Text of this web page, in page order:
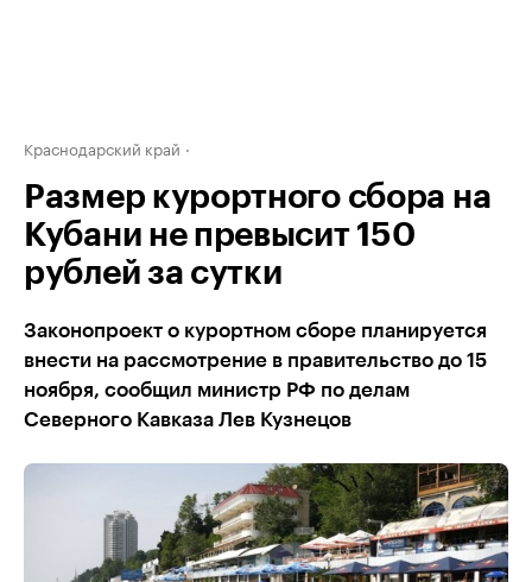
Краснодарский край
Размер курортного сбора на
Кубани не превысит 150
рублей за сутки
Законопроект о курортном сборе планируется
внести на рассмотрение в правительство до 15
ноября, сообщил министр РФ по делам
Северного Кавказа Лев Кузнецов